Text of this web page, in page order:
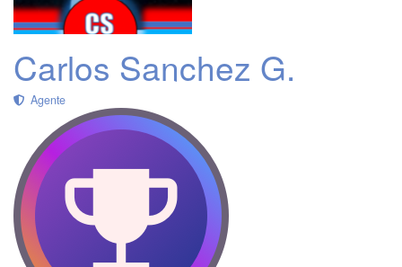
Carlos Sanchez G.
Agente